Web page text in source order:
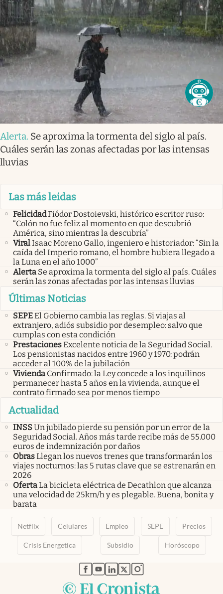
Alerta. Se aproxima la tormenta del siglo al país.
Cuáles serán las zonas afectadas por las intensas
lluvias
Las más leidas
FelicidadFiódor Dostoievski, histórico escritor ruso:
“Colón no fue feliz al momento en que descubrió
América, sino mientras la descubría”
ViralIsaac Moreno Gallo, ingeniero e historiador: “Sin la
caída del Imperio romano, el hombre hubiera llegado a
la Luna en el año 1000”
Alerta Se aproxima la tormenta del siglo al país. Cuáles
serán las zonas afectadas por las intensas lluvias
Últimas Noticias
SEPEEl Gobierno cambia las reglas. Si viajas al
extranjero, adiós subsidio por desempleo: salvo que
cumplas con esta condición
PrestacionesExcelente noticia de la Seguridad Social.
Los pensionistas nacidos entre 1960 y 1970: podrán
acceder al 100% de la jubilación
Vivienda Confirmado: la Ley concede a los inquilinos
permanecer hasta 5 años en la vivienda, aunque el
contrato firmado sea por menos tiempo
Actualidad
INSSUn jubilado pierde su pensión por un error de la
Seguridad Social. Años más tarde recibe más de 55.000
euros de indemnización por daños
ObrasLlegan los nuevos trenes que transformarán los
viajes nocturnos: las 5 rutas clave que se estrenarán en
2026
OfertaLa bicicleta eléctrica de Decathlon que alcanza
una velocidad de 25km/h y es plegable. Buena, bonita y
barata
Netflix Celulares Empleo SEPE Precios
Crisis Energetica Subsidio Horóscopo
abre en nueva pestaña
abre en nueva pestaña
abre en nueva pestaña
abre en nueva pestaña
abre en nueva pestaña